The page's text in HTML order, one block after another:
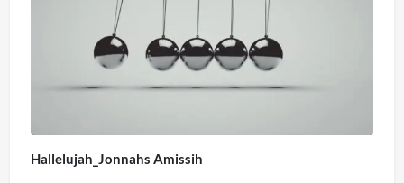
Hallelujah_Jonnahs Amissih